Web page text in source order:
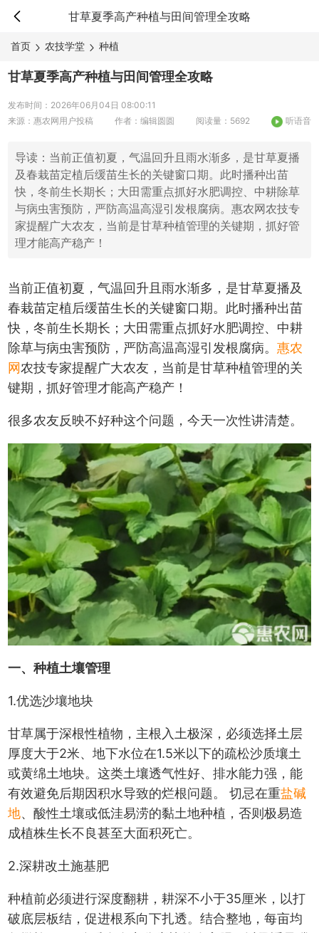
甘草夏季高产种植与田间管理全攻略
首页 农技学堂 种植
甘草夏季高产种植与田间管理全攻略
发布时间：2026年06月04日 08:00:11
来源：惠农网用户投稿
作者：编辑圆圆 阅读量：5692 听语音
导读：当前正值初夏，气温回升且雨水渐多，是甘草夏播
及春栽苗定植后缓苗生长的关键窗口期。此时播种出苗
快，冬前生长期长；大田需重点抓好水肥调控、中耕除草
与病虫害预防，严防高温高湿引发根腐病。惠农网农技专
家提醒广大农友，当前是甘草种植管理的关键期，抓好管
理才能高产稳产！
当前正值初夏，气温回升且雨水渐多，是甘草夏播及
春栽苗定植后缓苗生长的关键窗口期。此时播种出苗
快，冬前生长期长；大田需重点抓好水肥调控、中耕
除草与病虫害预防，严防高温高湿引发根腐病。 惠农
网农技专家提醒广大农友，当前是甘草种植管理的关
键期，抓好管理才能高产稳产！
很多农友反映不好种这个问题，今天一次性讲清楚。
一、种植土壤管理
1.优选沙壤地块
甘草属于深根性植物，主根入土极深，必须选择土层
厚度大于2米、地下水位在1.5米以下的疏松沙质壤土
或黄绵土地块。这类土壤透气性好、排水能力强，能
有效避免后期因积水导致的烂根问题。 切忌在重盐碱
地、酸性土壤或低洼易涝的黏土地种植，否则极易造
成植株生长不良甚至大面积死亡。
2.深耕改土施基肥
种植前必须进行深度翻耕，耕深不小于35厘米，以打
破底层板结，促进根系向下扎透。结合整地，每亩均